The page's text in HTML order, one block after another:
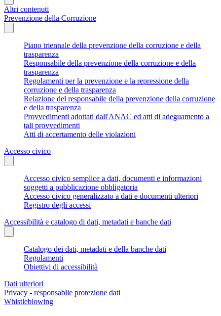
Altri contenuti
Prevenzione della Corruzione
Piano triennale della prevenzione della corruzione e della
trasparenza
Responsabile della prevenzione della corruzione e della
trasparenza
Regolamenti per la prevenzione e la repressione della
corruzione e della trasparenza
Relazione del responsabile della prevenzione della corruzione
e della trasparenza
Provvedimenti adottati dall'ANAC ed atti di adeguamento a
tali provvedimenti
Atti di accertamento delle violazioni
Accesso civico
Accesso civico semplice a dati, documenti e informazioni
soggetti a pubblicazione obbligatoria
Accesso civico generalizzato a dati e documenti ulteriori
Registro degli accessi
Accessibilità e catalogo di dati, metadati e banche dati
Catalogo dei dati, metadati e della banche dati
Regolamenti
Obiettivi di accessibilità
Dati ulteriori
Privacy - responsabile protezione dati
Whistleblowing